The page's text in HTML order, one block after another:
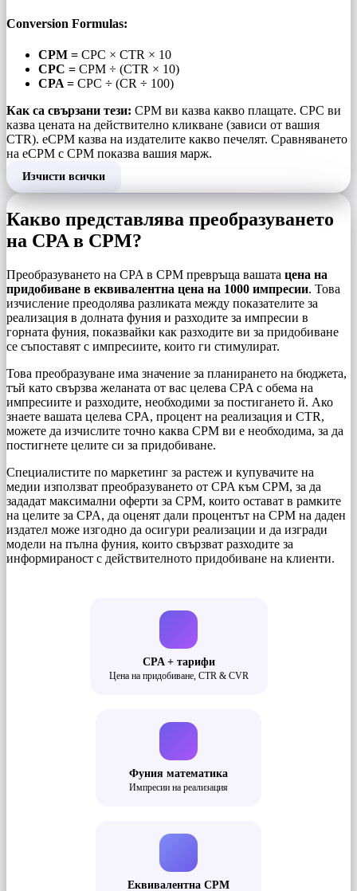
Conversion Formulas:
CPM = CPC × CTR × 10
CPC = CPM ÷ (CTR × 10)
CPA = CPC ÷ (CR ÷ 100)
Как са свързани тези: CPM ви казва какво плащате. CPC ви
казва цената на действително кликване (зависи от вашия
CTR). eCPM казва на издателите какво печелят. Сравняването
на eCPM с CPM показва вашия марж.
Изчисти всички
Какво представлява преобразуването
на CPA в CPM?
Преобразуването на CPA в CPM превръща вашата цена на
придобиване в еквивалентна цена на 1000 импресии. Това
изчисление преодолява разликата между показателите за
реализация в долната фуния и разходите за импресии в
горната фуния, показвайки как разходите ви за придобиване
се съпоставят с импресиите, които ги стимулират.
Това преобразуване има значение за планирането на бюджета,
тъй като свързва желаната от вас целева CPA с обема на
импресиите и разходите, необходими за постигането й. Ако
знаете вашата целева CPA, процент на реализация и CTR,
можете да изчислите точно каква CPM ви е необходима, за да
постигнете целите си за придобиване.
Специалистите по маркетинг за растеж и купувачите на
медии използват преобразуването от CPA към CPM, за да
зададат максимални оферти за CPM, които остават в рамките
на целите за CPA, да оценят дали процентът на CPM на даден
издател може изгодно да осигури реализации и да изгради
модели на пълна фуния, които свързват разходите за
информираност с действителното придобиване на клиенти.
CPA + тарифи
Цена на придобиване, CTR & CVR
Фуния математика
Импресии на реализация
Еквивалентна CPM